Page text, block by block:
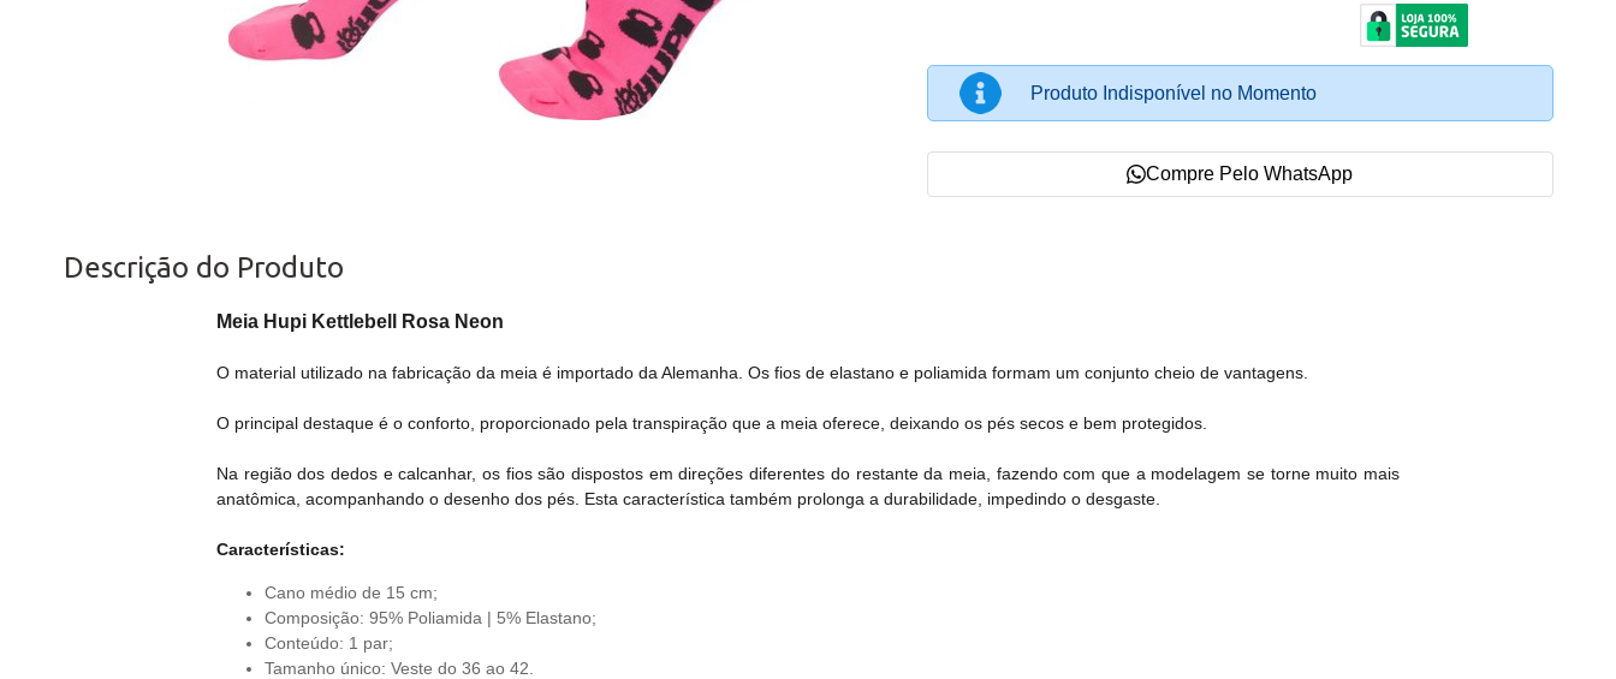
Produto Indisponível no Momento
Compre Pelo WhatsApp
Descrição do Produto
Meia Hupi Kettlebell Rosa Neon
O material utilizado na fabricação da meia é importado da Alemanha. Os fios de elastano e poliamida formam um conjunto cheio de vantagens.
O principal destaque é o conforto, proporcionado pela transpiração que a meia oferece, deixando os pés secos e bem protegidos.
Na região dos dedos e calcanhar, os fios são dispostos em direções diferentes do restante da meia, fazendo com que a modelagem se torne muito mais
anatômica, acompanhando o desenho dos pés. Esta característica também prolonga a durabilidade, impedindo o desgaste.
Características:
Cano médio de 15 cm;
Composição: 95% Poliamida | 5% Elastano;
Conteúdo: 1 par;
Tamanho único: Veste do 36 ao 42.